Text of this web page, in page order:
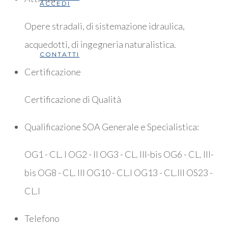
ACCEDI
CONTATTI
Opere stradali, di sistemazione idraulica,
acquedotti, di ingegneria naturalistica.
Certificazione
Certificazione di Qualità
Qualificazione SOA Generale e Specialistica:
OG1 - CL. I OG2 - II OG3 - CL. III-bis OG6 - CL. III-
bis OG8 - CL. III OG10 - CL.I OG13 - CL.III OS23 -
CL.I
Telefono